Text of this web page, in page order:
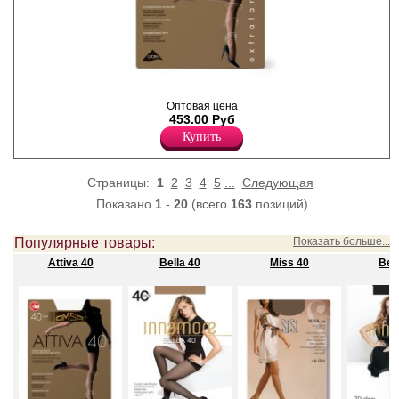
Полиамид 87%
Эластан 13%
поддерживающими
шортиками, с утягивающим
эффектом в области живота
и распределенным
давлением по ноге;
уплотненный мысок, сзади
Плотность 40ден
Полипропилен 1%
Эластан 11%
Оптовая цена
453.00 Руб
Купить
Страницы: 1 2 3 4 5
Следующая
Показано 1- 20(всего 163позиций)
Популярные товары:
Показать больше...
Attiva 40
Bella 40 Miss 40